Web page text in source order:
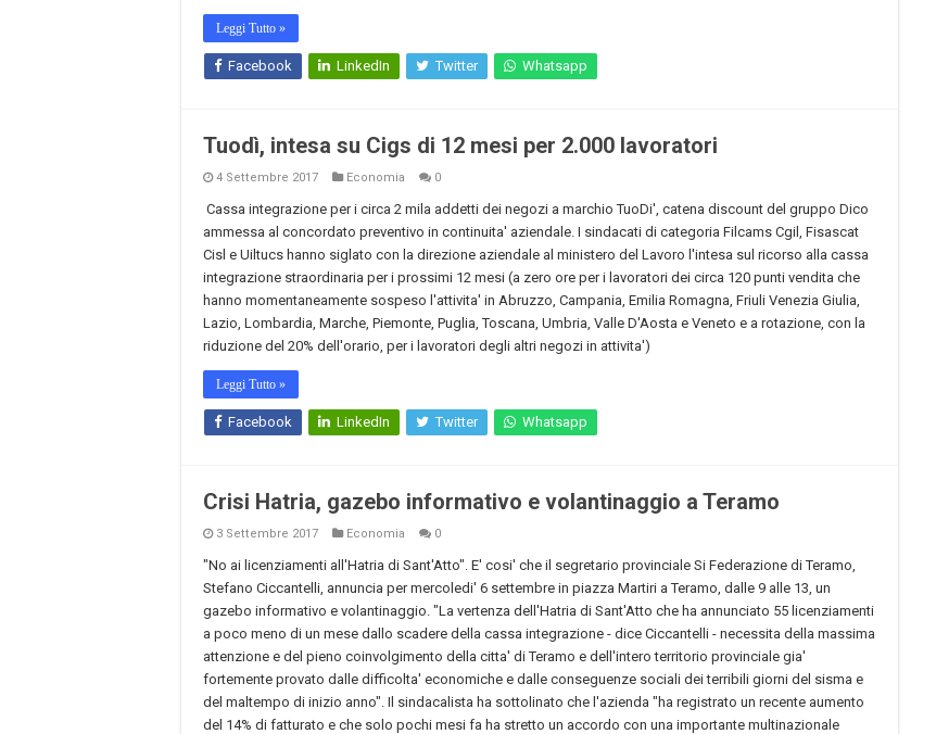
Leggi Tutto »
Facebook LinkedIn Twitter Whatsapp
Tuodì, intesa su Cigs di 12 mesi per 2.000 lavoratori
4 Settembre 2017 Economia 0
Cassa integrazione per i circa 2 mila addetti dei negozi a marchio TuoDi', catena discount del gruppo Dico
ammessa al concordato preventivo in continuita' aziendale. I sindacati di categoria Filcams Cgil, Fisascat
Cisl e Uiltucs hanno siglato con la direzione aziendale al ministero del Lavoro l'intesa sul ricorso alla cassa
integrazione straordinaria per i prossimi 12 mesi (a zero ore per i lavoratori dei circa 120 punti vendita che
hanno momentaneamente sospeso l'attivita' in Abruzzo, Campania, Emilia Romagna, Friuli Venezia Giulia,
Lazio, Lombardia, Marche, Piemonte, Puglia, Toscana, Umbria, Valle D'Aosta e Veneto e a rotazione, con la
riduzione del 20% dell'orario, per i lavoratori degli altri negozi in attivita')
Leggi Tutto »
Facebook LinkedIn Twitter Whatsapp
Crisi Hatria, gazebo informativo e volantinaggio a Teramo
3 Settembre 2017 Economia 0
"No ai licenziamenti all'Hatria di Sant'Atto". E' cosi' che il segretario provinciale Si Federazione di Teramo,
Stefano Ciccantelli, annuncia per mercoledi' 6 settembre in piazza Martiri a Teramo, dalle 9 alle 13, un
gazebo informativo e volantinaggio. "La vertenza dell'Hatria di Sant'Atto che ha annunciato 55 licenziamenti
a poco meno di un mese dallo scadere della cassa integrazione - dice Ciccantelli - necessita della massima
attenzione e del pieno coinvolgimento della citta' di Teramo e dell'intero territorio provinciale gia'
fortemente provato dalle difficolta' economiche e dalle conseguenze sociali dei terribili giorni del sisma e
del maltempo di inizio anno". Il sindacalista ha sottolinato che l'azienda "ha registrato un recente aumento
del 14% di fatturato e che solo pochi mesi fa ha stretto un accordo con una importante multinazionale